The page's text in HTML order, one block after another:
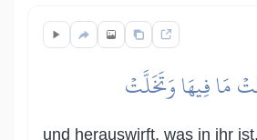
مَا فِيهَا وَتَخَلَّتۡ
und herauswirft, was in ihr